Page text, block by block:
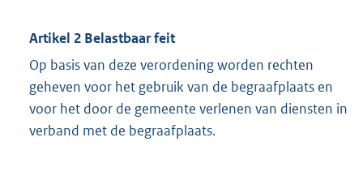
Artikel 2 Belastbaar feit
Op basis van deze verordening worden rechten
geheven voor het gebruik van de begraafplaats en
voor het door de gemeente verlenen van diensten in
verband met de begraafplaats.